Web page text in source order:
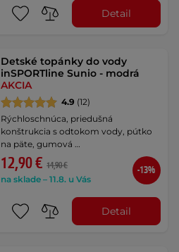
Detail
Detské topánky do vody
inSPORTline Sunio - modrá
AKCIA
4.9 (12)
Rýchloschnúca, priedušná
konštrukcia s odtokom vody, pútko
na päte, gumová …
12,90 € 14,90 €
na sklade – 11.8. u Vás
-13%
Detail